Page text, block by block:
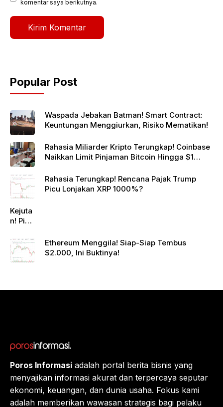
komentar saya berikutnya.
Popular Post
Waspada Jebakan Batman! Smart Contract:
Keuntungan Menggiurkan, Risiko Mematikan!
Rahasia Miliarder Kripto Terungkap! Coinbase
Naikkan Limit Pinjaman Bitcoin Hingga $1
Rahasia Terungkap! Rencana Pajak Trump
Picu Lonjakan XRP 1000%?
Kejuta
n! Pi
rk
Gande
ng
Eropa,
Ethereum Menggila! Siap-Siap Tembus
$2.000, Ini Buktinya!
Poros Informasi adalah portal berita bisnis yang
menyajikan informasi akurat dan terpercaya seputar
ekonomi, keuangan, dan dunia usaha. Fokus kami
adalah memberikan wawasan strategis bagi pelaku